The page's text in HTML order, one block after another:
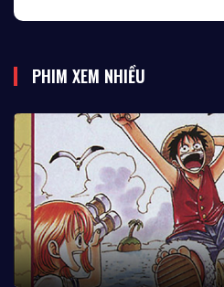
Tập 64 Tập 65
Tập 67
PHIM XEM NHIỀU